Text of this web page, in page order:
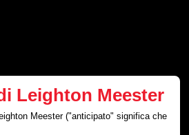
Leighton Meester
Meester ("anticipato" significa che